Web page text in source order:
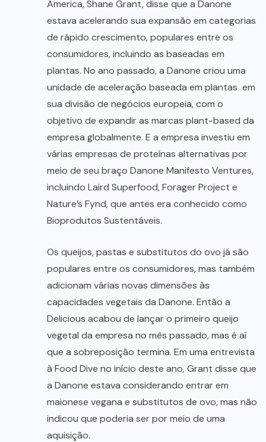
America, Shane Grant, disse que a Danone
estava acelerando sua expansão em categorias
de rápido crescimento, populares entre os
consumidores, incluindo as baseadas em
plantas. No ano passado, a Danone criou uma
unidade de aceleração baseada em plantas em
sua divisão de negócios europeia, com o
objetivo de expandir as marcas plant-based da
empresa globalmente. E a empresa investiu em
várias empresas de proteínas alternativas por
meio de seu braço Danone Manifesto Ventures,
incluindo Laird Superfood, Forager Project e
Nature’s Fynd, que antes era conhecido como
Bioprodutos Sustentáveis.
Os queijos, pastas e substitutos do ovo já são
populares entre os consumidores, mas também
adicionam várias novas dimensões às
capacidades vegetais da Danone. Então a
Delicious acabou de lançar o primeiro queijo
vegetal da empresa no mês passado, mas é aí
que a sobreposição termina. Em uma entrevista
à Food Dive no início deste ano, Grant disse que
a Danone estava considerando entrar em
maionese vegana e substitutos de ovo, mas não
indicou que poderia ser por meio de uma
aquisição.